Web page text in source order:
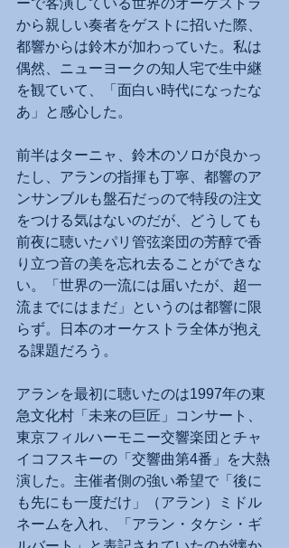
ーで客演している世界のオーケストラ
から親しい奏者をゲストに招いた際、
都響からは鈴木が加わっていた。私は
偶然、ニューヨークの知人宅で生中継
を観ていて、「面白い時代になったな
あ」と感心した。
前半はターニャ、鈴木のソロが良かっ
たし、アランの指揮も丁寧、都響のア
ンサンブルも盤石だっので特段の注文
をつける気はないのだが、どうしても
前夜に聴いたパリ管弦楽団の芳醇で香
り立つ音の美を忘れ去ることができな
い。「世界の一流には届いたが、超一
流までにはまだ」というのは都響に限
らず。日本のオーケストラ全体が抱え
る課題だろう。
アランを最初に聴いたのは1997年の東
急文化村「未来の巨匠」コンサート、
東京フィルハーモニー交響楽団とチャ
イコフスキーの「交響曲第4番」を大熱
演した。主催者側の強い希望で「後に
も先にも一度だけ」（アラン）ミドル
ネームを入れ、「アラン・タケシ・ギ